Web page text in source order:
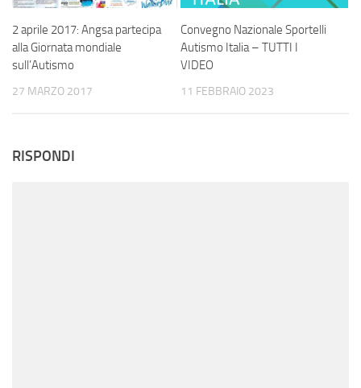
2 aprile 2017: Angsa partecipa
alla Giornata mondiale
sull’Autismo
27 MARZO 2017
Convegno Nazionale Sportelli
Autismo Italia – TUTTI I
VIDEO
11 FEBBRAIO 2023
RISPONDI